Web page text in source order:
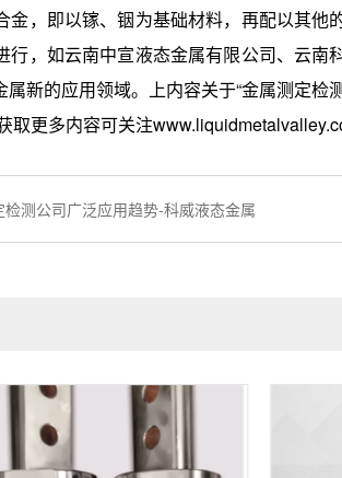
，即以镓、铟为基础材料，再配以其他
，如云南中宣液态金属有限公司、云
新的应用领域。上内容关于“金属测定
取更多内容可关注
测公司广泛应用趋势-科威液态金属